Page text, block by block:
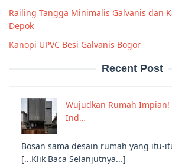
Railing Tangga Minimalis Galvanis dan
Depok
Kanopi UPVC Besi Galvanis Bogor
Recent Post
Wujudkan Rumah
Ind…
Bosan sama desain rumah yang itu-
[...Klik Baca Selanjutnya...]